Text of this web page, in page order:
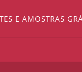
E AMOSTRAS